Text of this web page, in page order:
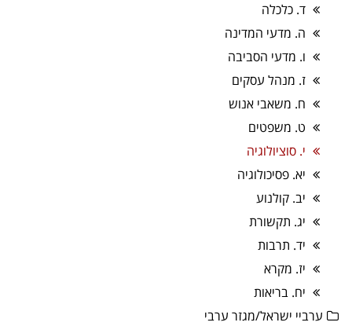
ד. כלכלה
ה. מדעי המדינה
ו. מדעי הסביבה
ז. מנהל עסקים
ח. משאבי אנוש
ט. משפטים
י. סוציולוגיה
יא. פסיכולוגיה
יב. קולנוע
יג. תקשורת
יד. תרבות
יז. מקרא
יח. בריאות
ערביי ישראל/מגזר ערבי